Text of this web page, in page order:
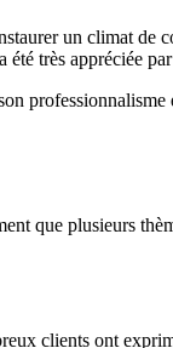
un climat de
très appréciée
que plusieurs
clients ont